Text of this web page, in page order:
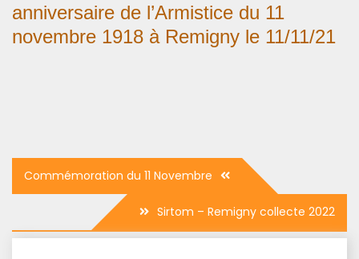
anniversaire de l’Armistice du 11
novembre 1918 à Remigny le 11/11/21
Navigation
de
Commémoration du 11 Novembre
Sirtom – Remigny collecte 2022